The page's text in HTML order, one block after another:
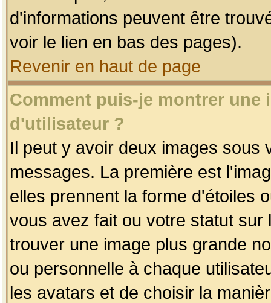
d'informations peuvent être
voir le lien en bas des pages).
Revenir en haut de page
Comment puis-je montrer une
d'utilisateur ?
Il peut y avoir deux images sous
messages. La première est
elles prennent la forme d'étoiles
vous avez fait ou votre statut
trouver une image plus grande
ou personnelle à chaque
les avatars et de choisir la